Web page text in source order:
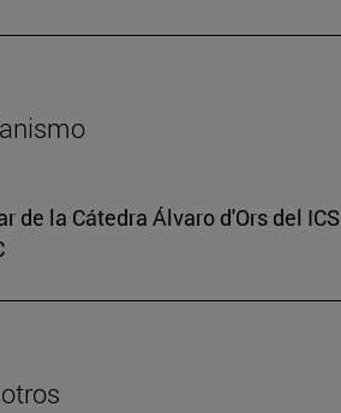
de la Cátedra Álvaro d'Ors del ICS